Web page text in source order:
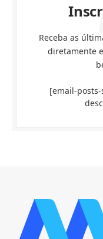
Receba as
diretamente
[email-